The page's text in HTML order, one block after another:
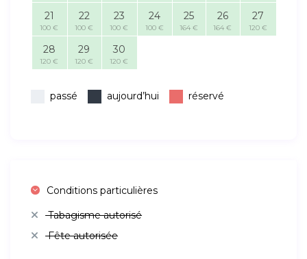
21
100 €
22
100 €
23
100 €
24
100 €
25
164 €
26
164 €
27
120 €
28
120 €
29
120 €
30
120 €
passé aujourd’hui réservé
Conditions particulières
Tabagisme autorisé
Fête autorisée